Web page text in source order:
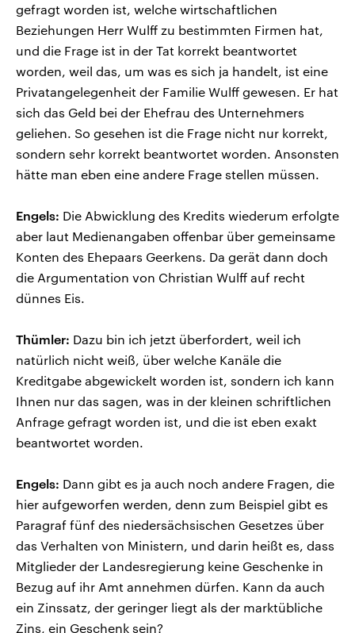
gefragt worden ist, welche wirtschaftlichen
Beziehungen Herr Wulff zu bestimmten Firmen hat,
und die Frage ist in der Tat korrekt beantwortet
worden, weil das, um was es sich ja handelt, ist eine
Privatangelegenheit der Familie Wulff gewesen. Er hat
sich das Geld bei der Ehefrau des Unternehmers
geliehen. So gesehen ist die Frage nicht nur korrekt,
sondern sehr korrekt beantwortet worden. Ansonsten
hätte man eben eine andere Frage stellen müssen.
Engels: Die Abwicklung des Kredits wiederum erfolgte
aber laut Medienangaben offenbar über gemeinsame
Konten des Ehepaars Geerkens. Da gerät dann doch
die Argumentation von Christian Wulff auf recht
dünnes Eis.
Thümler: Dazu bin ich jetzt überfordert, weil ich
natürlich nicht weiß, über welche Kanäle die
Kreditgabe abgewickelt worden ist, sondern ich kann
Ihnen nur das sagen, was in der kleinen schriftlichen
Anfrage gefragt worden ist, und die ist eben exakt
beantwortet worden.
Engels: Dann gibt es ja auch noch andere Fragen, die
hier aufgeworfen werden, denn zum Beispiel gibt es
Paragraf fünf des niedersächsischen Gesetzes über
das Verhalten von Ministern, und darin heißt es, dass
Mitglieder der Landesregierung keine Geschenke in
Bezug auf ihr Amt annehmen dürfen. Kann da auch
ein Zinssatz, der geringer liegt als der marktübliche
Zins, ein Geschenk sein?